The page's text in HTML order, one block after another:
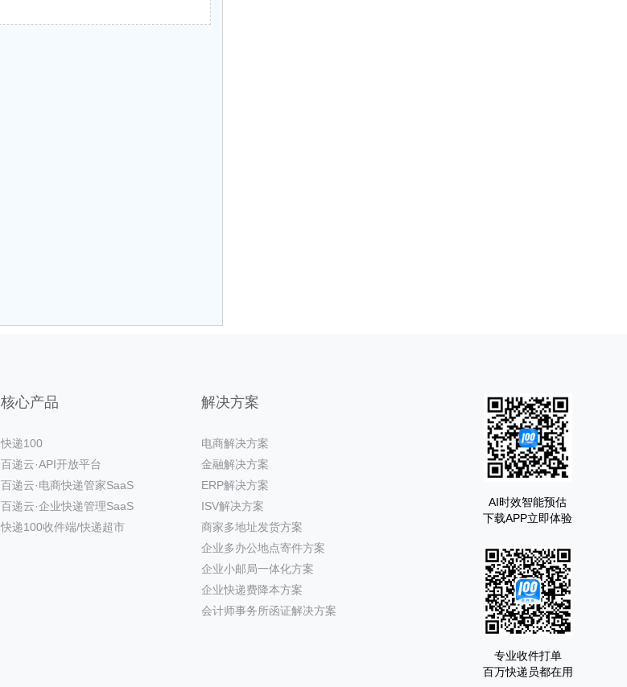
核心产品
快递100
百递云·API开放平台
百递云·电商快递管家SaaS
百递云·企业快递管理SaaS
快递100收件端/快递超市
解决方案
电商解决方案
金融解决方案
ERP解决方案
ISV解决方案
商家多地址发货方案
企业多办公地点寄件方案
企业小邮局一体化方案
企业快递费降本方案
会计师事务所函证解决方案
AI时效智能预估
下载APP立即体验
专业收件打单
百万快递员都在用